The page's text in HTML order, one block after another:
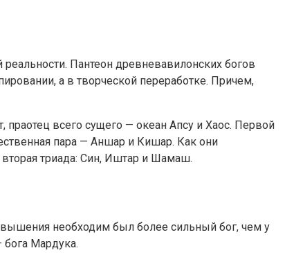
Пантеон древневавилонских богов
а в творческой переработке. Причем,
всего сущего — океан Апсу и Хаос. Первой
пара — Аншар и Кишар. Как они
триада: Син, Иштар и Шамаш.
необходим был более сильный бог, чем у
Мардука.